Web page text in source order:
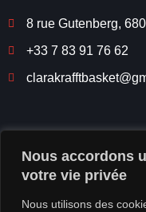
Nous accordons
votre vie privée
Nous utilisons des
8 rue Gutenberg,
+33 7 83 91 76 62
Mail: